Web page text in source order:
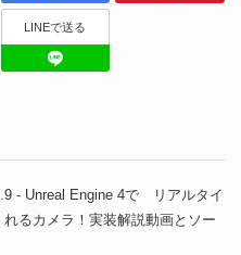
Tumblr
LINEで送る
- Unreal Engine 4で リアルタイ
るカメラ！実装解説動画とソー